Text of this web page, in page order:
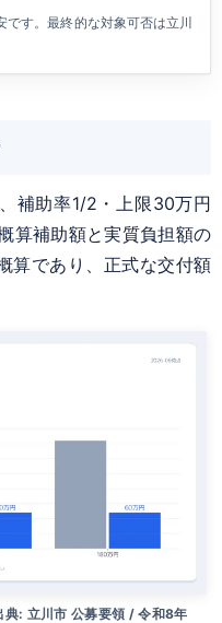
す。最終的な対象可否は立川
補助率1/2・上限30万円
算補助額と実質負担額の
算であり、正式な交付額
: 立川市 公募要領 / 令和8年